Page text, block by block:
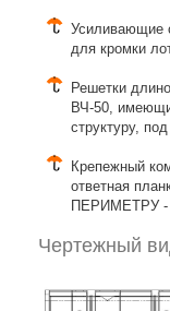
Усиливающие
для кромки
Решетки
ВЧ-50,
структуру,
Крепежный
ответная
ПЕРИМЕТРУ -
Чертежный